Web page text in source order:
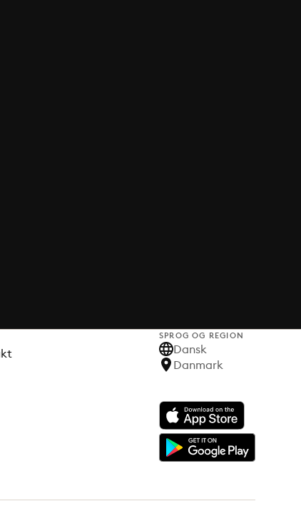
SPROG OG REGION
Dansk
Danmark